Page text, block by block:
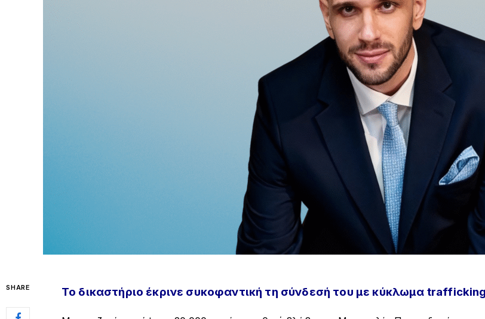
SHARE Το δικαστήριο έκρινε συκοφαντική τη σύνδεσή του με κύκλωμα trafficking